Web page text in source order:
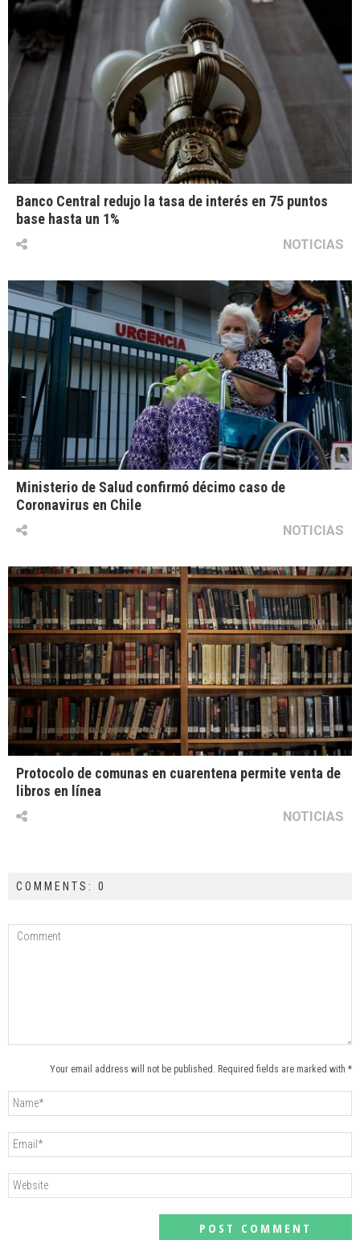
Banco Central redujo la tasa de interés en 75 puntos
base hasta un 1%
NOTICIAS
Ministerio de Salud confirmó décimo caso de
Coronavirus en Chile
NOTICIAS
Protocolo de comunas en cuarentena permite venta de
libros en línea
NOTICIAS
COMMENTS: 0
Your email address will not be published. Required fields are marked with *